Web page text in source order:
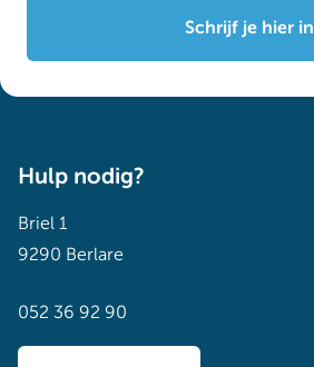
Schrijf je hier in
Hulp nodig?
Briel 1
9290 Berlare
052 36 92 90